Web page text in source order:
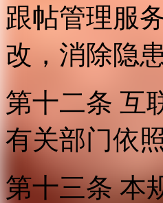
跟帖管理服
改，消除隐患
第十二条 互
有关部门依
第十三条 本